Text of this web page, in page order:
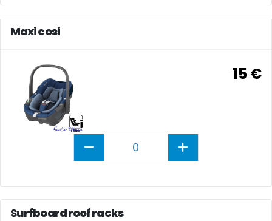
Maxi cosi
15 €
0
Surfboard roof racks